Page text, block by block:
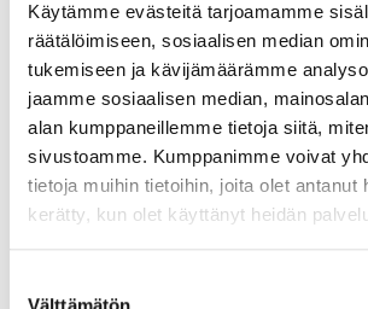
Käytämme evästeitä tarjoamamme
räätälöimiseen, sosiaalisen median
tukemiseen ja kävijämäärämme
jaamme sosiaalisen median,
alan kumppaneillemme tietoja siitä,
sivustoamme. Kumppanimme voivat
tietoja muihin tietoihin, joita olet antanut
kerätty, kun olet käyttänyt heidän
Välttämätön
Leiri on lauantaina 8.6.2024.
Seikkailu alkaa lauantaina klo 12:00
klo 20.
Katso kaikki tapahtumat